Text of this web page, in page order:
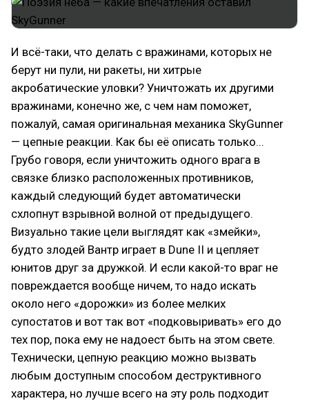
И всё-таки, что делать с вражинами, которых не
берут ни пули, ни ракеты, ни хитрые
акробатические уловки? Уничтожать их другими
вражинами, конечно же, с чем нам поможет,
пожалуй, самая оригинальная механика SkyGunner
— цепные реакции. Как бы её описать только...
Грубо говоря, если уничтожить одного врага в
связке близко расположенных противников,
каждый следующий будет автоматически
схлопнут взрывной волной от предыдущего.
Визуально такие цели выглядят как «змейки»,
будто злодей Вантр играет в Dune II и цепляет
юнитов друг за дружкой. И если какой-то враг не
повреждается вообще ничем, то надо искать
около него «дорожки» из более мелких
супостатов и вот так вот «подковыривать» его до
тех пор, пока ему не надоест быть на этом свете.
Технически, цепную реакцию можно вызвать
любым доступным способом деструктивного
характера, но лучше всего на эту роль подходит